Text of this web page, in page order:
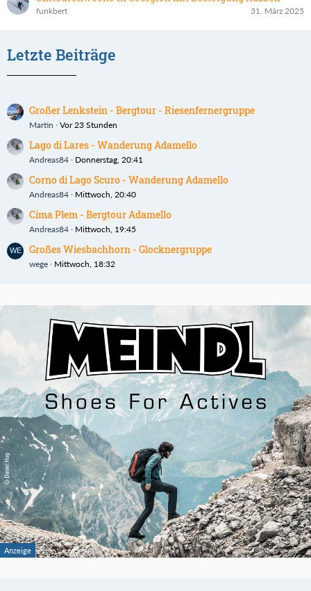
funkbert 31. März 2025
Letzte Beiträge
Großer Lenkstein - Bergtour - Riesenfernergruppe
Martin Vor 23 Stunden
Lago di Lares - Wanderung Adamello
Andreas84 Donnerstag, 20:41
Corno di Lago Scuro - Wanderung Adamello
Andreas84 Mittwoch, 20:40
Cima Plem - Bergtour Adamello
Andreas84 Mittwoch, 19:45
Großes Wiesbachhorn - Glocknergruppe
wege Mittwoch, 18:32